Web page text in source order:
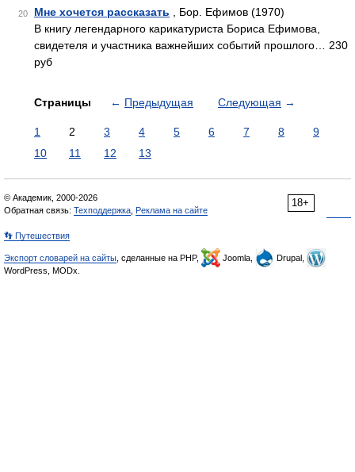
20 Мне хочется рассказать , Бор. Ефимов (1970)
В книгу легендарного карикатуриста Бориса Ефимова,
свидетеля и участника важнейших событий прошлого… 230
руб
Страницы ← Предыдущая Следующая →
1 2 3 4 5 6 7 8
9
10
11 12 13
18+
© Академик, 2000-2026
Обратная связь: Техподдержка Реклама на сайте
👣 Путешествия
Экспорт словарей на сайты , сделанные на PHP, Joomla,
Drupal,
WordPress, MODx.